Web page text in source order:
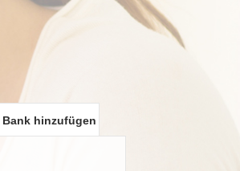
Bank hinzufügen